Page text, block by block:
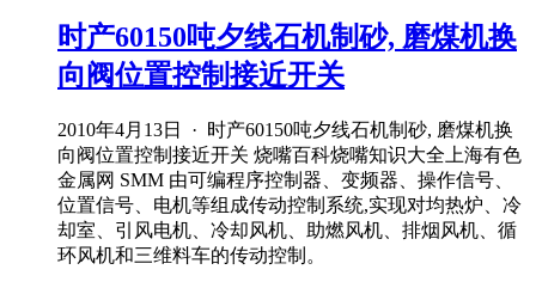
时产60150吨夕线石机制砂, 磨煤机换
向阀位置控制接近开关
2010年4月13日 · 时产60150吨夕线石机制砂, 磨煤机换
向阀位置控制接近开关 烧嘴百科烧嘴知识大全上海有色
金属网 SMM 由可编程序控制器、变频器、操作信号、
位置信号、电机等组成传动控制系统,实现对均热炉、冷
却室、引风电机、冷却风机、助燃风机、排烟风机、循
环风机和三维料车的传动控制。